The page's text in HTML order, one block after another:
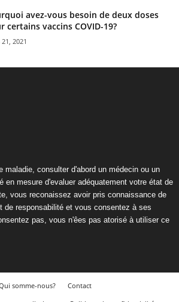
avez-vous besoin de deux doses
certains vaccins COVID-19?
2021
maladie, consulter d'abord un médecin ou un
en mesure d'evaluer adéquatement votre état de
vous reconaissez avoir pris connaissance de
de responsabilité et vous consentez à ses
pas, vous n'êes pas atorisé à utiliser ce
somme-nous?
Contact